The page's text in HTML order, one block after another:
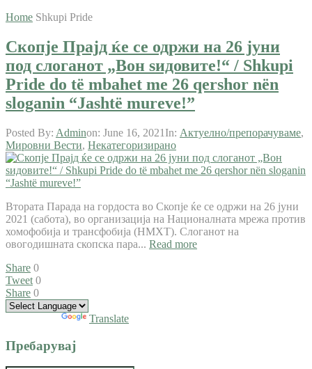
Home Shkupi Pride
Скопје Прајд ќе се одржи на 26 јуни
под слоганот „Вон ѕидовите!“ / Shkupi
Pride do të mbahet me 26 qershor nën
sloganin “Jashtë mureve!”
Posted By: Adminon: June 16, 2021 In: Актуелно/препорачуваме,
Мировни Вести, Некатегоризирано
Втората Парада на гордоста во Скопје ќе се одржи на 26 јуни
2021 (сабота), во организација на Националната мрежа против
хомофобија и трансфобија (НМХТ). Слоганот на
овогодишната скопска пара... Read more
Share 0
Tweet 0
Share 0
Translate
Пребарувај